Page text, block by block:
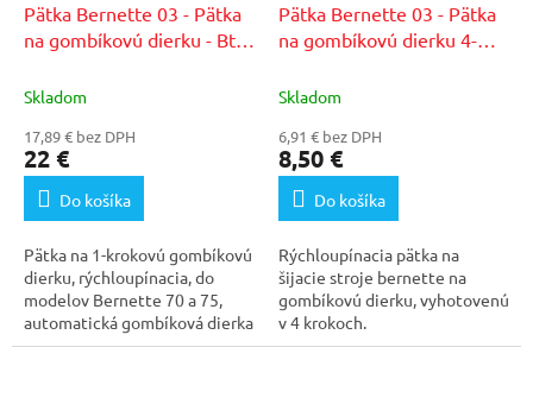
Pätka Bernette 03 - Pätka
na gombíkovú dierku - Bt
Skladom
17,89 € bez DPH
22 €
Do košíka
Pätka na 1-krokovú gombíkovú
dierku, rýchloupínacia, do
modelov Bernette 70 a 75,
automatická gombíková dierka
robí na 1 krok,...
Pätka Bernette 03 - Pätka
na gombíkovú dierku 4-
Skladom
6,91 € bez DPH
8,50 €
Do košíka
Rýchloupínacia pätka na
šijacie stroje bernette na
gombíkovú dierku, vyhotovenú
v 4 krokoch.